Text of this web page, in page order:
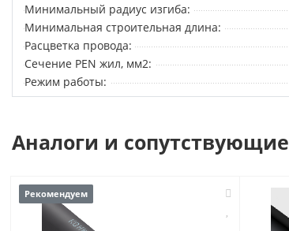
Минимальный радиус изгиба:
Минимальная строительная длина:
Расцветка провода:
Сечение PEN жил, мм2:
Режим работы:
Аналоги и сопутствующие
Рекомендуем